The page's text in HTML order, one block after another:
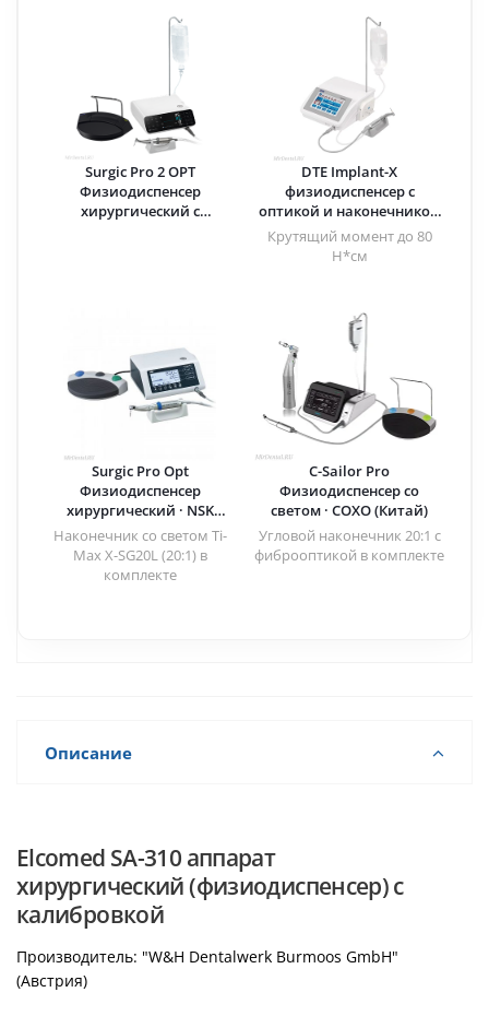
Surgic Pro 2 OPT
Физиодиспенсер
хирургический с
DTE Implant-X
физиодиспенсер с
оптикой и наконечником
20:1 · Woodpecker (Китай)
Крутящий момент до 80
Н*см
Surgic Pro Opt
Физиодиспенсер
хирургический · NSK
Nakanishi (Япония)
Наконечник со светом Ti-
Max X-SG20L (20:1) в
комплекте
C-Sailor Pro
Физиодиспенсер со
светом · COXO (Китай)
Угловой наконечник 20:1 с
фиброоптикой в комплекте
Описание
Elcomed SA-310 аппарат
хирургический (физиодиспенсер) c
калибровкой
Производитель: "W&H Dentalwerk Burmoos GmbH"
(Австрия)